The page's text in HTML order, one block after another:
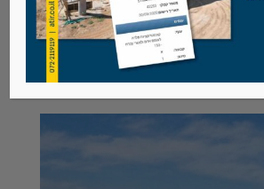
– דגם עפרוני ריבועים